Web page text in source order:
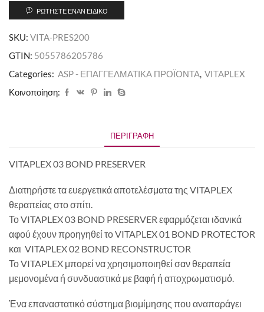
ΡΩΤΉΣΤΕ ΈΝΑΝ ΕΙΔΙΚΌ
SKU: VITA-PRES200
GTIN: 5055786205786
Categories: ASP - ΕΠΑΓΓΕΛΜΑΤΙΚΑ ΠΡΟΪΟΝΤΑ, VITAPLEX
Κοινοποίηση:
ΠΕΡΙΓΡΑΦΉ
VITAPLEX03 BOND PRESERVER
Διατηρήστε τα ευεργετικά αποτελέσματα της VITAPLEX
θεραπείας στο σπίτι.
Το VITAPLEX03 BOND PRESERVER εφαρμόζεται ιδανικά
αφού έχουν προηγηθεί το VITAPLEX 01 BOND PROTECTOR
και VITAPLEX 02 BOND RECONSTRUCTOR
Το VITAPLEX μπορεί να χρησιμοποιηθεί σαν θεραπεία
μεμονομένα ή συνδυαστικά με βαφή ή αποχρωματισμό.
Ένα επαναστατικό σύστημα βιομίμησης που αναπαράγει